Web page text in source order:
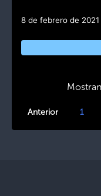
8 de febrero de 2021
Anterior 1